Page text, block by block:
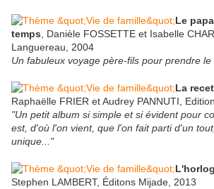
Le
temps , Danièle FOSSETTE et Isabelle
Languereau, 2004
Un fabuleux voyage père-fils pour prendre
La
Raphaëlle FRIER et Audrey PANNUTI,
"Un petit album si simple et si évident pour
est, d'où l'on vient, que l'on fait parti d'un
unique..."
Stephen LAMBERT, Éditons Mijade, 2013